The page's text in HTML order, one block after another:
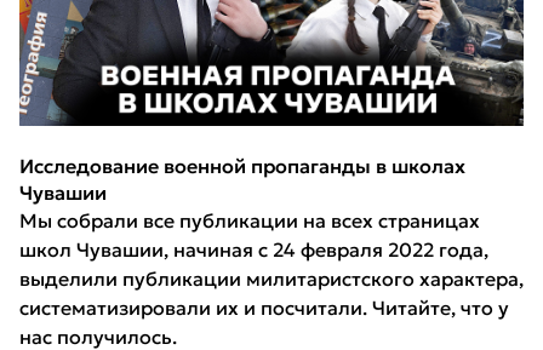
Исследование военной пропаганды в школах
Чувашии
Мы собрали все публикации на всех страницах
школ Чувашии, начиная с 24 февраля 2022 года,
выделили публикации милитаристского характера,
систематизировали их и посчитали. Читайте, что у
нас получилось.